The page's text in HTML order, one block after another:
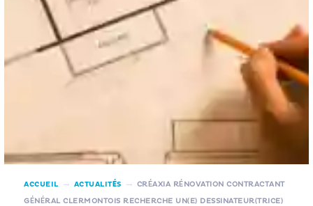
ACCUEIL → ACTUALITÉS → CRÉAXIA RÉNOVATION CONTRACTANT
GÉNÉRAL CLERMONTOIS RECHERCHE UN(E) DESSINATEUR(TRICE)